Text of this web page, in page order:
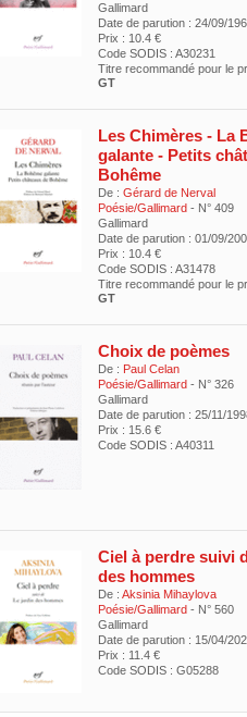
Gallimard
Date de parution : 24/09/
Prix : 10.4 €
Code SODIS : A30231
Titre recommandé pour le
GT
Les Chimères - La
galante - Petits
Bohême
De : Gérard de Nerval
Poésie/Gallimard - N° 409
Gallimard
Date de parution : 01/09/
Prix : 10.4 €
Code SODIS : A31478
Titre recommandé pour le
GT
Choix de poèmes
De : Paul Celan
Poésie/Gallimard - N° 326
Gallimard
Date de parution : 25/11/
Prix : 15.6 €
Code SODIS : A40311
Ciel à perdre suivi
des hommes
De : Aksinia Mihaylova
Poésie/Gallimard - N° 560
Gallimard
Date de parution : 15/04/
Prix : 11.4 €
Code SODIS : G05288